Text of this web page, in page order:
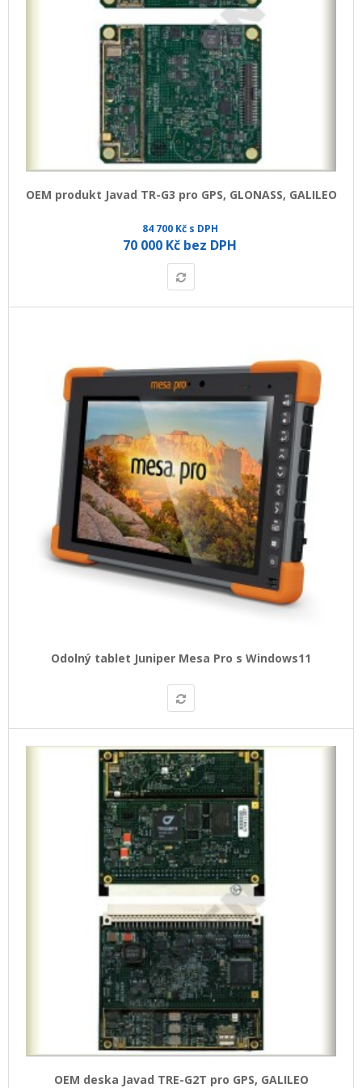
OEM produkt Javad TR-G3 pro GPS, GLONASS, GALILEO
84 700 Kč s DPH
70 000 Kč bez DPH
Odolný tablet Juniper Mesa Pro s Windows11
OEM deska Javad TRE-G2T pro GPS, GALILEO